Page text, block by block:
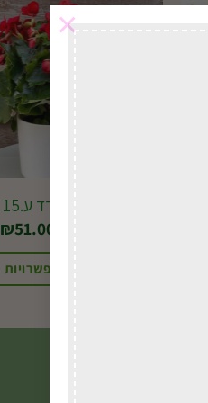
×
ביגוניה ורד ע.15
₪51.00
בחירת אפשרויות
זה